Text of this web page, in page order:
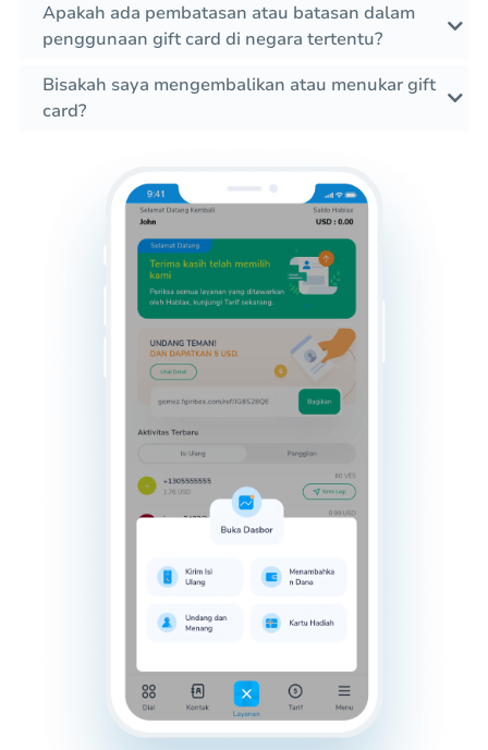
Apakah ada pembatasan atau batasan dalam
penggunaan gift card di negara tertentu?
Bisakah saya mengembalikan atau menukar gift
card?